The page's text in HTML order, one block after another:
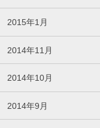
2015年1月
2014年11月
2014年10月
2014年9月